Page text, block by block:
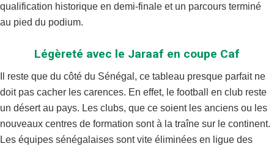
qualification historique en demi-finale et un parcours terminé
au pied du podium.
Légèreté avec le Jaraaf en coupe Caf
Il reste que du côté du Sénégal, ce tableau presque parfait ne
doit pas cacher les carences. En effet, le football en club reste
un désert au pays. Les clubs, que ce soient les anciens ou les
nouveaux centres de formation sont à la traîne sur le continent.
Les équipes sénégalaises sont vite éliminées en ligue des